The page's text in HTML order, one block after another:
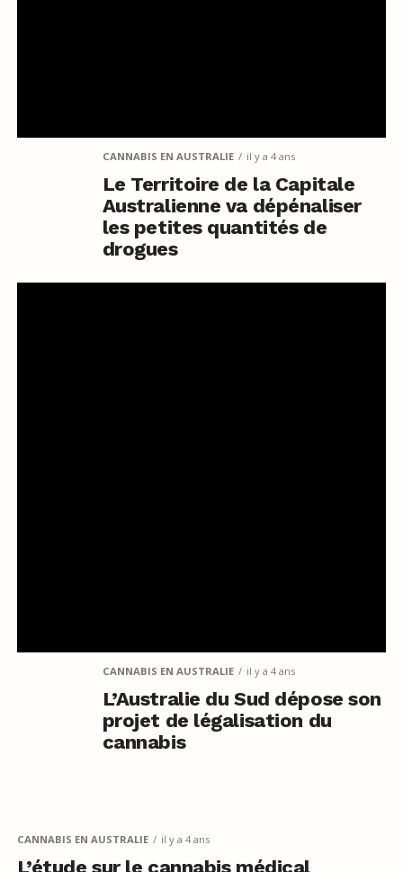
CANNABIS EN AUSTRALIE il y a 4 ans
Le Territoire de la Capitale
Australienne va dépénaliser
les petites quantités de
drogues
CANNABIS EN AUSTRALIE il y a 4 ans
L’Australie du Sud dépose son
projet de légalisation du
cannabis
CANNABIS EN AUSTRALIE il y a 4 ans
L’étude sur le cannabis médical